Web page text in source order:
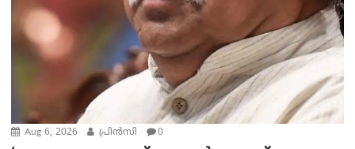
Aug 6, 2026 പ്രിന്‍സി 0